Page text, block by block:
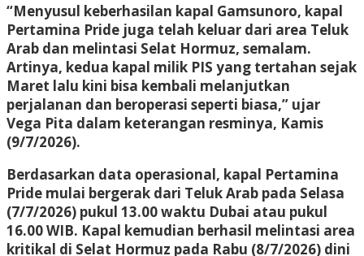
“Menyusul keberhasilan kapal Gamsunoro, kapal
Pertamina Pride juga telah keluar dari area Teluk
Arab dan melintasi Selat Hormuz, semalam.
Artinya, kedua kapal milik PIS yang tertahan sejak
Maret lalu kini bisa kembali melanjutkan
perjalanan dan beroperasi seperti biasa,” ujar
Vega Pita dalam keterangan resminya, Kamis
(9/7/2026).
Berdasarkan data operasional, kapal Pertamina
Pride mulai bergerak dari Teluk Arab pada Selasa
(7/7/2026) pukul 13.00 waktu Dubai atau pukul
16.00 WIB. Kapal kemudian berhasil melintasi area
kritikal di Selat Hormuz pada Rabu (8/7/2026) dini